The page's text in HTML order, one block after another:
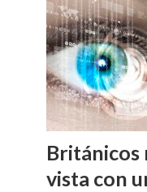
Británicos
vista con